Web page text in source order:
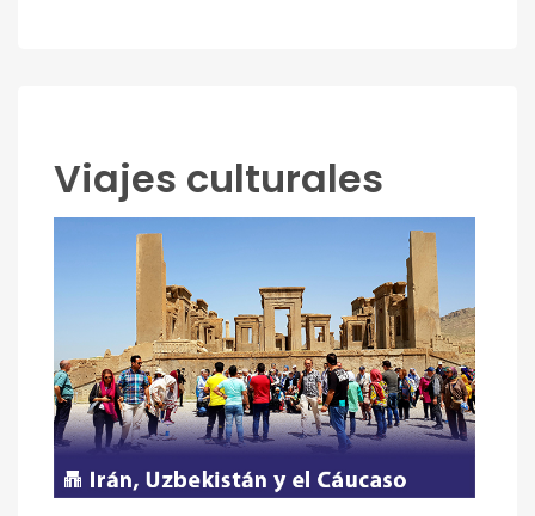
Viajes culturales